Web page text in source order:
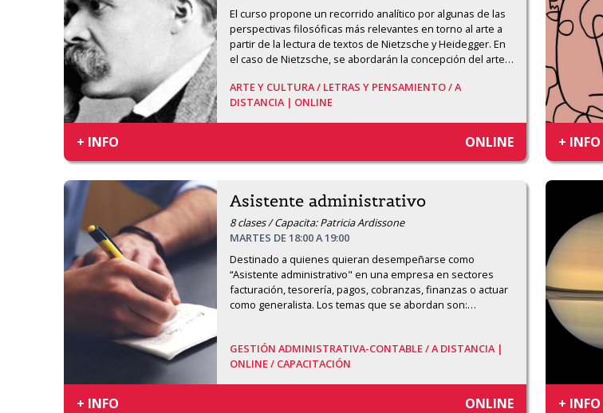
El curso propone un recorrido analítico por algunas de las
perspectivas filosóficas más relevantes en torno al arte a
partir de la lectura de textos de Nietzsche y Heidegger. En
el caso de Nietzsche, se abordarán la concepción del arte…
ARTE Y CULTURA / LETRAS Y PENSAMIENTO /A
DISTANCIA | ONLINE
+ INFO ONLINE + INFO
Asistente administrativo
8 clases / Capacita: Patricia Ardissone
MARTES DE 18:00 A 19:00
Destinado a quienes quieran desempeñarse como
“Asistente administrativo" en una empresa en sectores
facturación, tesorería, pagos, cobranzas, finanzas o actuar
como generalista. Los temas que se abordan son:…
GESTIÓN ADMINISTRATIVA-CONTABLE /A DISTANCIA |
ONLINE / CAPACITACIÓN
+ INFO ONLINE + INFO